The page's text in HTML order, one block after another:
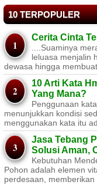
10 TERPOPULER
Cerita Cinta
....Suaminya
leluasa menjalin
dewasa hingga
10 Arti Kata
Yang Mana?
Penggunaan
menunjukkan kondisi
menggunakan kata itu
Jasa Tebang
Solusi Aman,
Kebutuhan
Pohon adalah elemen
perdesaan,